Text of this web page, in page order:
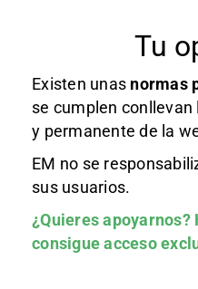
Tu
Existen unas normas
se cumplen
y permanente de la
EM no se
sus usuarios.
¿Quieres apoyarnos?
consigue acceso